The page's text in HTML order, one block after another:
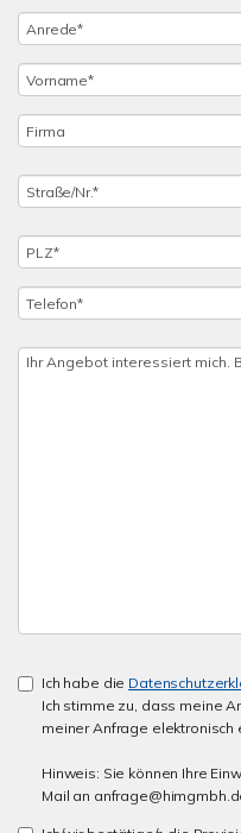
Ich habe die
Ich stimme zu, dass meine
meiner Anfrage
Hinweis: Sie können Ihre
Mail an